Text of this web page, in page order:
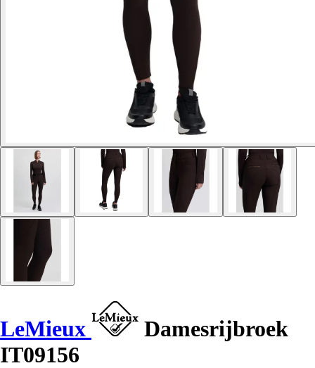
LeMieux
Damesrijbroek
IT09156